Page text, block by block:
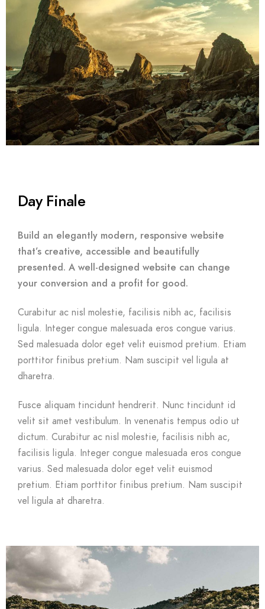
Day Finale
Build an elegantly modern, responsive website
that’s creative, accessible and beautifully
presented. A well-designed website can change
your conversion and a profit for good.
Curabitur ac nisl molestie, facilisis nibh ac, facilisis
ligula. Integer congue malesuada eros congue varius.
Sed malesuada dolor eget velit euismod pretium. Etiam
porttitor finibus pretium. Nam suscipit vel ligula at
dharetra.
Fusce aliquam tincidunt hendrerit. Nunc tincidunt id
velit sit amet vestibulum. In venenatis tempus odio ut
dictum. Curabitur ac nisl molestie, facilisis nibh ac,
facilisis ligula. Integer congue malesuada eros congue
varius. Sed malesuada dolor eget velit euismod
pretium. Etiam porttitor finibus pretium. Nam suscipit
vel ligula at dharetra.